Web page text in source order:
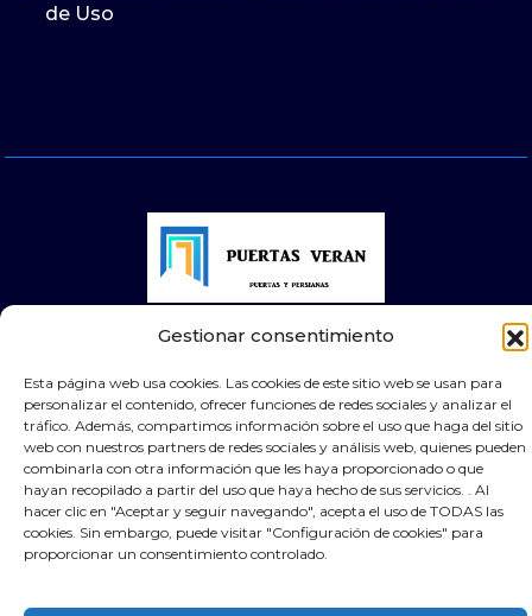
Gestionar consentimiento
Esta página web usa cookies. Las cookies de este sitio web se usan para
personalizar el contenido, ofrecer funciones de redes sociales y analizar el
tráfico. Además, compartimos información sobre el uso que haga del sitio
web con nuestros partners de redes sociales y análisis web, quienes pueden
combinarla con otra información que les haya proporcionado o que
hayan recopilado a partir del uso que haya hecho de sus servicios. . Al
hacer clic en "Aceptar y seguir navegando", acepta el uso de TODAS las
cookies. Sin embargo, puede visitar "Configuración de cookies" para
proporcionar un consentimiento controlado.
de Uso
© 2025 Puertas Automáticas Zaragoza | Todos los
derechos reservados Websocialmedia